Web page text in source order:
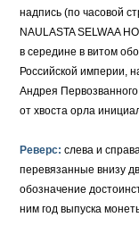
Для Молдавии
Таврические
Медь
Для Пруссии
Альбертусталер
Петр II (1727-1730)
Екатерина I (1725-
Золото
Серебро
Медь
надпись (по часовой
NAULASTA SELWAA
в середине в витом
Российской империи,
Андрея
от хвоста орла
Реверс: слева и
перевязанные внизу
обозначение
ним год выпуска